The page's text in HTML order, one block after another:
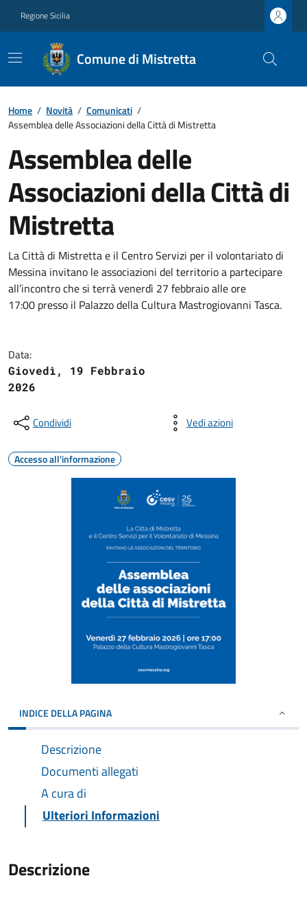
Regione Sicilia
Comune di Mistretta
Home / Novità / Comunicati /
Assemblea delle Associazioni della Città di Mistretta
Assemblea delle
Associazioni della Città di
Mistretta
La Città di Mistretta e il Centro Servizi per il volontariato di
Messina invitano le associazioni del territorio a partecipare
all’incontro che si terrà venerdì 27 febbraio alle ore
17:00 presso il Palazzo della Cultura Mastrogiovanni Tasca.
Data:
Giovedì, 19 Febbraio
2026
Condividi Vedi azioni
Accesso all'informazione
INDICE DELLA PAGINA
Descrizione
Documenti allegati
A cura di
Ulteriori Informazioni
Descrizione